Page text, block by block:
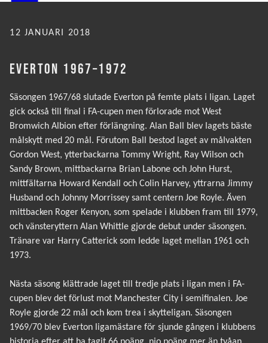
PUBLICERAT
12 JANUARI 2018
EVERTON 1967–1972
Säsongen 1967/68 slutade Everton på femte plats i ligan. Laget
gick också till final i FA-cupen men förlorade mot West
Bromwich Albion efter förlängning. Alan Ball blev lagets bäste
målskytt med 20 mål. Förutom Ball bestod laget av målvakten
Gordon West, ytterbackarna Tommy Wright, Ray Wilson och
Sandy Brown, mittbackarna Brian Labone och John Hurst,
mittfältarna Howard Kendall och Colin Harvey, yttrarna Jimmy
Husband och Johnny Morrissey samt centern Joe Royle. Även
mittbacken Roger Kenyon, som spelade i klubben fram till 1979,
och vänsteryttern Alan Whittle gjorde debut under säsongen.
Tränare var Harry Catterick som ledde laget mellan 1961 och
1973.
Nästa säsong klättrade laget till tredje plats i ligan men i FA-
cupen blev det förlust mot Manchester City i semifinalen. Joe
Royle gjorde 22 mål och kom trea i skytteligan. Säsongen
1969/70 blev Everton ligamästare för sjunde gången i klubbens